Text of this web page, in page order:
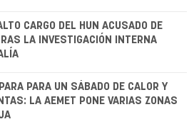
CARGO DEL HUN ACUSADO DE
LA INVESTIGACIÓN INTERNA
PARA UN SÁBADO DE CALOR Y
LA AEMET PONE VARIAS ZONAS